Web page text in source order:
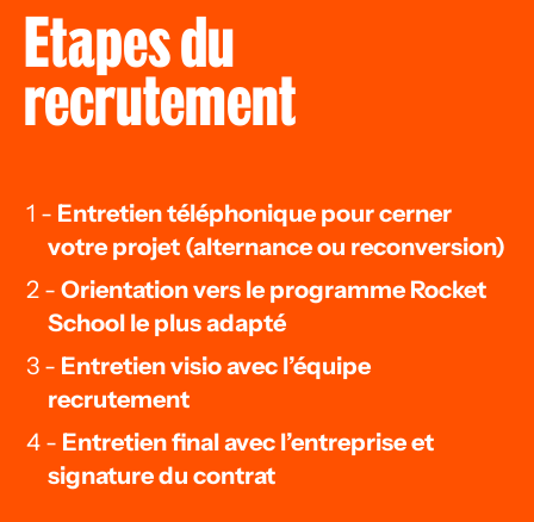
Etapes du
recrutement
Entretien téléphonique pour cerner
votre projet (alternance ou reconversion)
Orientation vers le programme Rocket
School le plus adapté
Entretien visio avec l’équipe
recrutement
Entretien final avec l’entreprise et
signature du contrat